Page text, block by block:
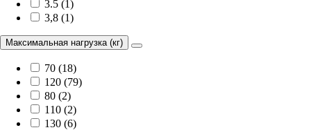
3.5 (1)
3,8 (1)
Максимальная нагрузка (кг)
70 (18)
120 (79)
80 (2)
110 (2)
130 (6)